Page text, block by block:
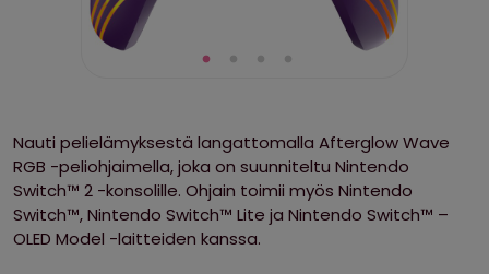
Nauti pelielämyksestä langattomalla Afterglow Wave
RGB -peliohjaimella, joka on suunniteltu Nintendo
Switch™ 2 -konsolille. Ohjain toimii myös Nintendo
Switch™, Nintendo Switch™ Lite ja Nintendo Switch™ –
OLED Model -laitteiden kanssa.